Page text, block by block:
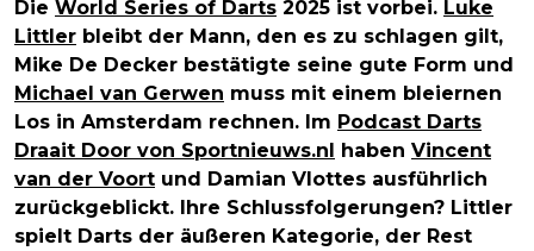
Die World Series of Darts 2025 ist vorbei. Luke
Littler bleibt der Mann, den es zu schlagen gilt,
Mike De Decker bestätigte seine gute Form und
Michael van Gerwen muss mit einem bleiernen
Los in Amsterdam rechnen. Im Podcast Darts
Draait Door von Sportnieuws.nl haben Vincent
van der Voort und Damian Vlottes ausführlich
zurückgeblickt. Ihre Schlussfolgerungen? Littler
spielt Darts der äußeren Kategorie, der Rest